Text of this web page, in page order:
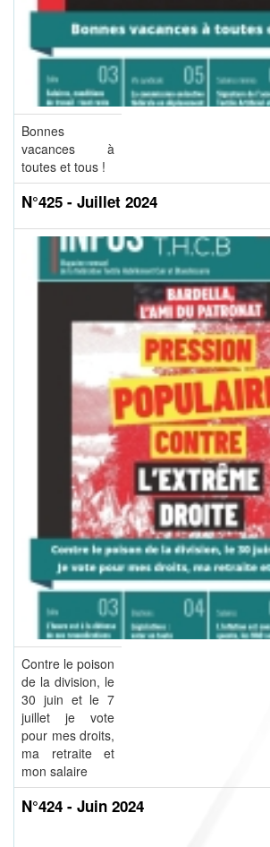
Bonnes
vacances à
toutes et tous !
N°425 - Juillet 2024
Contre le poison
de la division, le
30 juin et le 7
juillet je vote
pour mes droits,
ma retraite et
mon salaire
N°424 - Juin 2024